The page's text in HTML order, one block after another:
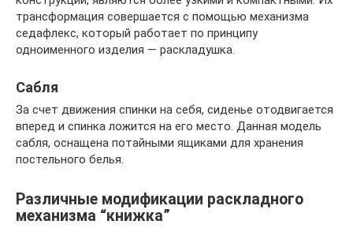
трансформация совершается с помощью механизма
седафлекс, который работает по принципу
одноименного изделия — раскладушка.
Сабля
За счет движения спинки на себя, сиденье отодвигается
вперед и спинка ложится на его место. Данная модель
сабля, оснащена потайными ящиками для хранения
постельного белья.
Различные модификации раскладного
механизма “книжка”